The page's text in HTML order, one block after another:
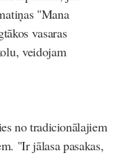
"Mana
vasaras
veidojam
no tradicionālajiem
"Ir jālasa pasakas,